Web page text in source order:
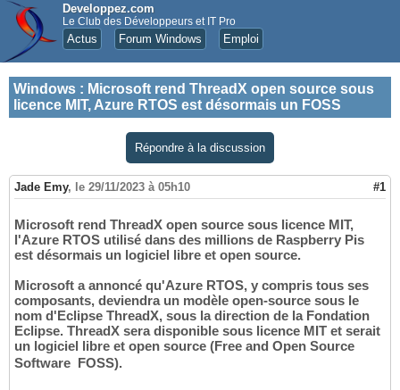
Developpez.com
Le Club des Développeurs et IT Pro
Actus Forum Windows Emploi
Windows : Microsoft rend ThreadX open source sous
licence MIT, Azure RTOS est désormais un FOSS
Répondre à la discussion
Jade Emy, le 29/11/2023 à 05h10 #1
Microsoft rend ThreadX open source sous licence MIT,
l'Azure RTOS utilisé dans des millions de Raspberry Pis
est désormais un logiciel libre et open source.
Microsoft a annoncé qu'Azure RTOS, y compris tous ses
composants, deviendra un modèle open-source sous le
nom d'Eclipse ThreadX, sous la direction de la Fondation
Eclipse. ThreadX sera disponible sous licence MIT et serait
un logiciel libre et open source (Free and Open Source
Software  FOSS).